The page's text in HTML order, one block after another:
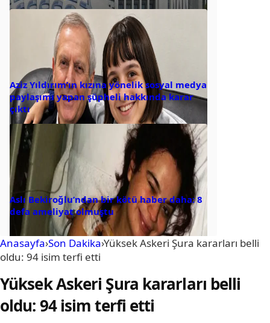
Aziz Yıldırım’ın kızına yönelik sosyal medya
paylaşımı yapan şüpheli hakkında karar
çıktı
Aslı Bekiroğlu’ndan bir kötü haber daha: 8
defa ameliyat olmuştu
Anasayfa›Son Dakika›Yüksek Askeri Şura kararları belli
oldu: 94 isim terfi etti
Yüksek Askeri Şura kararları belli
oldu: 94 isim terfi etti